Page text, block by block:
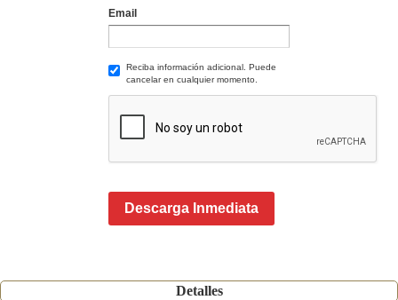
Email
Reciba información adicional. Puede
cancelar en cualquier momento.
Descarga Inmediata
Detalles